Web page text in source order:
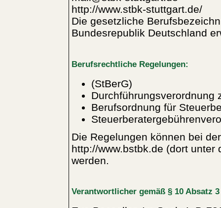
http://www.stbk-stuttgart.de/
Die gesetzliche
Bundesrepublik Deutschland
Berufsrechtliche Regelungen:
(StBerG)
Durchführungsverordnung
Berufsordnung für
Die Regelungen können bei
http://www.bstbk.de (dort
werden.
Verantwortlicher gemäß § 10 Absatz